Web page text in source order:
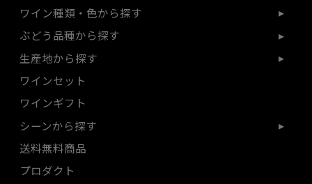
ワイン種類・色から探す
ぶどう品種から探す
生産地から探す
ワインセット
ワインギフト
シーンから探す
送料無料商品
プロダクト